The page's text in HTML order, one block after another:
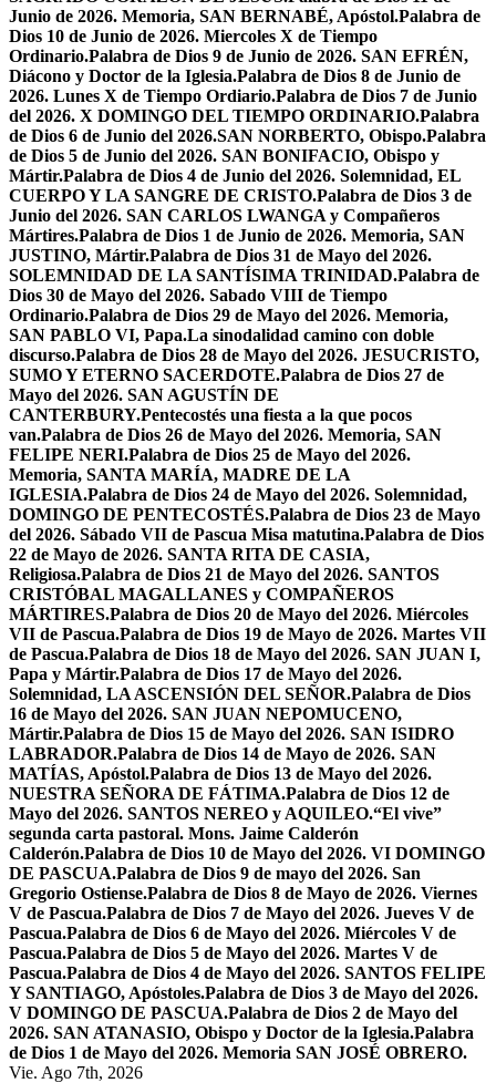
Junio de 2026. Memoria, SAN BERNABÉ, Apóstol.Palabra de
Dios 10 de Junio de 2026. Miercoles X de Tiempo
Ordinario.Palabra de Dios 9 de Junio de 2026. SAN EFRÉN,
Diácono y Doctor de la Iglesia.Palabra de Dios 8 de Junio de
2026. Lunes X de Tiempo Ordiario.Palabra de Dios 7 de Junio
del 2026. X DOMINGO DEL TIEMPO ORDINARIO.Palabra
de Dios 6 de Junio del 2026.SAN NORBERTO, Obispo.Palabra
de Dios 5 de Junio del 2026. SAN BONIFACIO, Obispo y
Mártir.Palabra de Dios 4 de Junio del 2026. Solemnidad, EL
CUERPO Y LA SANGRE DE CRISTO.Palabra de Dios 3 de
Junio del 2026. SAN CARLOS LWANGA y Compañeros
Mártires.Palabra de Dios 1 de Junio de 2026. Memoria, SAN
JUSTINO, Mártir.Palabra de Dios 31 de Mayo del 2026.
SOLEMNIDAD DE LA SANTÍSIMA TRINIDAD.Palabra de
Dios 30 de Mayo del 2026. Sabado VIII de Tiempo
Ordinario.Palabra de Dios 29 de Mayo del 2026. Memoria,
SAN PABLO VI, Papa.La sinodalidad camino con doble
discurso.Palabra de Dios 28 de Mayo del 2026. JESUCRISTO,
SUMO Y ETERNO SACERDOTE.Palabra de Dios 27 de
Mayo del 2026. SAN AGUSTÍN DE
CANTERBURY.Pentecostés una fiesta a la que pocos
van.Palabra de Dios 26 de Mayo del 2026. Memoria, SAN
FELIPE NERI.Palabra de Dios 25 de Mayo del 2026.
Memoria, SANTA MARÍA, MADRE DE LA
IGLESIA.Palabra de Dios 24 de Mayo del 2026. Solemnidad,
DOMINGO DE PENTECOSTÉS.Palabra de Dios 23 de Mayo
del 2026. Sábado VII de Pascua Misa matutina.Palabra de Dios
22 de Mayo de 2026. SANTA RITA DE CASIA,
Religiosa.Palabra de Dios 21 de Mayo del 2026. SANTOS
CRISTÓBAL MAGALLANES y COMPAÑEROS
MÁRTIRES.Palabra de Dios 20 de Mayo del 2026. Miércoles
VII de Pascua.Palabra de Dios 19 de Mayo de 2026. Martes VII
de Pascua.Palabra de Dios 18 de Mayo del 2026. SAN JUAN I,
Papa y Mártir.Palabra de Dios 17 de Mayo del 2026.
Solemnidad, LA ASCENSIÓN DEL SEÑOR.Palabra de Dios
16 de Mayo del 2026. SAN JUAN NEPOMUCENO,
Mártir.Palabra de Dios 15 de Mayo del 2026. SAN ISIDRO
LABRADOR.Palabra de Dios 14 de Mayo de 2026. SAN
MATÍAS, Apóstol.Palabra de Dios 13 de Mayo del 2026.
NUESTRA SEÑORA DE FÁTIMA.Palabra de Dios 12 de
Mayo del 2026. SANTOS NEREO y AQUILEO.“El vive”
segunda carta pastoral. Mons. Jaime Calderón
Calderón.Palabra de Dios 10 de Mayo del 2026. VI DOMINGO
DE PASCUA.Palabra de Dios 9 de mayo del 2026. San
Gregorio Ostiense.Palabra de Dios 8 de Mayo de 2026. Viernes
V de Pascua.Palabra de Dios 7 de Mayo del 2026. Jueves V de
Pascua.Palabra de Dios 6 de Mayo del 2026. Miércoles V de
Pascua.Palabra de Dios 5 de Mayo del 2026. Martes V de
Pascua.Palabra de Dios 4 de Mayo del 2026. SANTOS FELIPE
Y SANTIAGO, Apóstoles.Palabra de Dios 3 de Mayo del 2026.
V DOMINGO DE PASCUA.Palabra de Dios 2 de Mayo del
2026. SAN ATANASIO, Obispo y Doctor de la Iglesia.Palabra
de Dios 1 de Mayo del 2026. Memoria SAN JOSÉ OBRERO.
Vie. Ago 7th, 2026